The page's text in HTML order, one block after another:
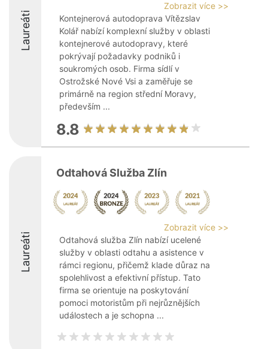
Laureáti
Zobrazit více >>
Kontejnerová autodoprava Vítězslav
Kolář nabízí komplexní služby v oblasti
kontejnerové autodopravy, které
pokrývají požadavky podniků i
soukromých osob. Firma sídlí v
Ostrožské Nové Vsi a zaměřuje se
primárně na region střední Moravy,
především ...
8.8
Laureáti
Odtahová Služba Zlín
Zobrazit více >>
Odtahová služba Zlín nabízí ucelené
služby v oblasti odtahu a asistence v
rámci regionu, přičemž klade důraz na
spolehlivost a efektivní přístup. Tato
firma se orientuje na poskytování
pomoci motoristům při nejrůznějších
událostech a je schopna ...